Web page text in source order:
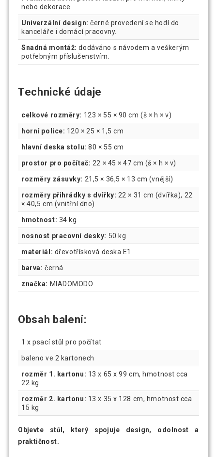
nebo dekorace.
Univerzální design: černé provedení se hodí do
kanceláře i domácí pracovny.
Snadná montáž: dodáváno s návodem a veškerým
potřebným příslušenstvím.
Technické údaje
celkové rozměry: 123 × 55 × 90 cm (š × h × v)
horní police: 120 × 25 × 1,5 cm
hlavní deska stolu: 80 × 55 cm
prostor pro počítač: 22 × 45 × 47 cm (š × h × v)
rozměry zásuvky: 21,5 × 36,5 × 13 cm (vnější)
rozměry přihrádky s dvířky: 22 × 31 cm (dvířka), 22
× 40,5 cm (vnitřní dno)
hmotnost: 34 kg
nosnost pracovní desky: 50 kg
materiál: dřevotřísková deska E1
barva: černá
značka: MIADOMODO
Obsah balení:
1 x psací stůl pro počítat
baleno ve 2 kartonech
rozměr 1. kartonu: 13 x 65 x 99 cm, hmotnost cca
22 kg
rozměr 2. kartonu: 13 x 35 x 128 cm, hmotnost cca
15 kg
Objevte stůl, který spojuje design, odolnost a
praktičnost.